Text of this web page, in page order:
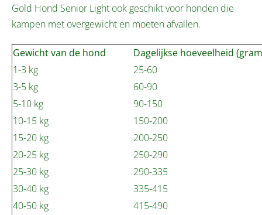
Gold Hond Senior Light ook geschikt voor honden die
kampen met overgewicht en moeten afvallen.
Gewicht van de hond
Dagelijkse hoeveelheid
1-3 kg
25-60
3-5 kg
60-90
5-10 kg
90-150
10-15 kg
150-200
15-20 kg
200-250
20-25 kg
250-290
25-30 kg
290-335
30-40 kg
335-415
40-50 kg
415-490